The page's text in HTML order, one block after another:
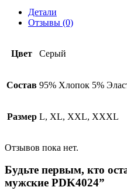
Детали
Отзывы (0)
Цвет Серый
Состав 95% Хлопок 5%
Размер L, XL, XXL, XXXL
Отзывов пока нет.
Будьте первым, кто
мужские PDK4024”